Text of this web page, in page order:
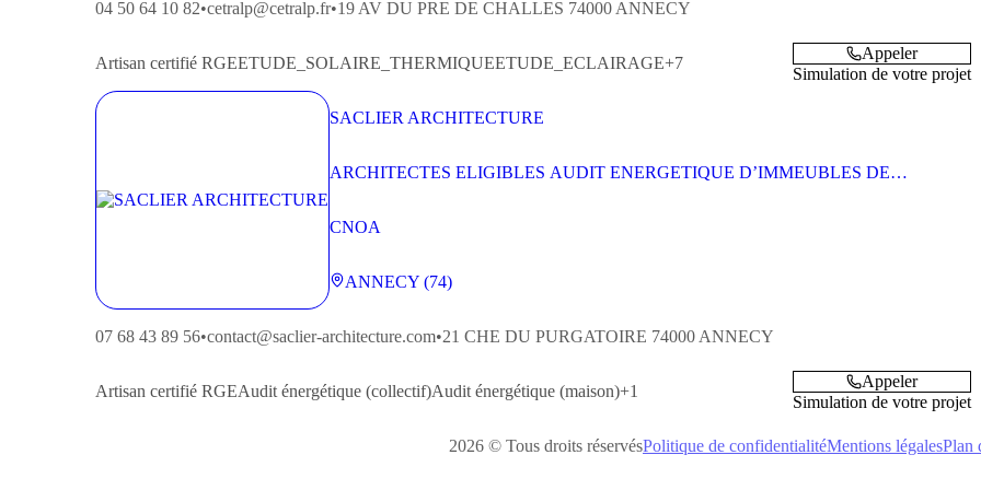
04 50 64 10 82•cetralp@cetralp.fr•19 AV DU PRE DE CHALLES 74000 ANNECY
Artisan certifié RGEETUDE_SOLAIRE_THERMIQUEETUDE_ECLAIRAGE+7
Appeler
Simulation de votre projet
SACLIER ARCHITECTURE
ARCHITECTES ELIGIBLES AUDIT ENERGETIQUE D’IMMEUBLES DE
CNOA
ANNECY (74)
07 68 43 89 56•contact@saclier-architecture.com•21 CHE DU PURGATOIRE 74000 ANNECY
Artisan certifié RGEAudit énergétique (collectif)Audit énergétique (maison)+1
Appeler
Simulation de votre projet
2026 © Tous droits réservésPolitique de confidentialitéMentions légalesPlan